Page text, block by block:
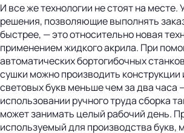
И все же технологии не стоят на
решения, позволяющие выполнять
быстрее, — это относительно новая
применением жидкого акрила. При
автоматических бортогибочных
сушки можно производить конструкции
световых букв меньше чем за два часа
использовании ручного труда сборка
может занимать целый рабочий день.
используемый для производства букв,